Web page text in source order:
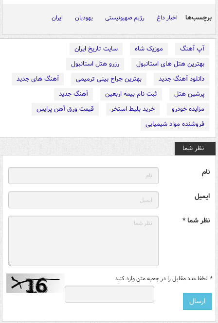
برچسب‌ها اخبار داغ رژیم صهیونیستی یهودیان ایران
آپ آهنگ موزیک شاه
سایت تاریخ ایران
بهترین هتل های استانبول
رزرو هتل استانبول
دانلود آهنگ جدید
بهترین جراح بینی ترمیمی
آهنگ های جدید
پرشین هتل
ثبت نام بیمه اربعین
آهنگ جدید
مزایده خودرو
خرید بلیط استخر
قیمت ورق آهن پرایس
فروشنده مواد شیمیایی
نظر شما
نام
ایمیل
نظر شما *
* لطفا عدد مقابل را در جعبه متن وارد کنید